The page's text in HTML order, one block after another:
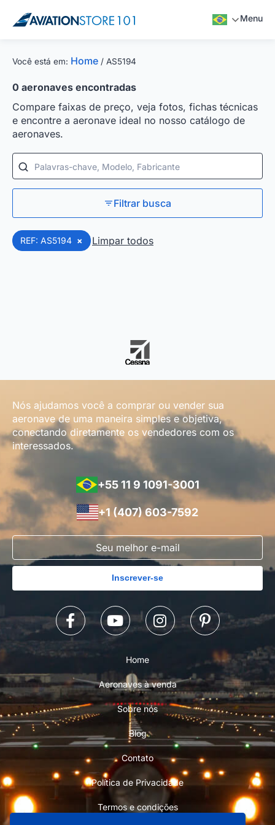
Menu
Você está em: Home / AS5194
0 aeronaves encontradas
Compare faixas de preço, veja fotos, fichas técnicas
e encontre a aeronave ideal no nosso catálogo de
aeronaves.
Palavras-chave, Modelo, Fabricante
Filtrar busca
REF: AS5194 × Limpar todos
Nós ajudamos você a comprar ou vender sua
aeronave de uma maneira simples e objetiva,
conectando diretamente os vendedores com os
interessados.
+55 11 9 1091-3001
+1 (407) 603-7592
Inscrever-se
Home
Aeronaves à venda
Sobre nós
Blog
Contato
Política de Privacidade
Termos e condições